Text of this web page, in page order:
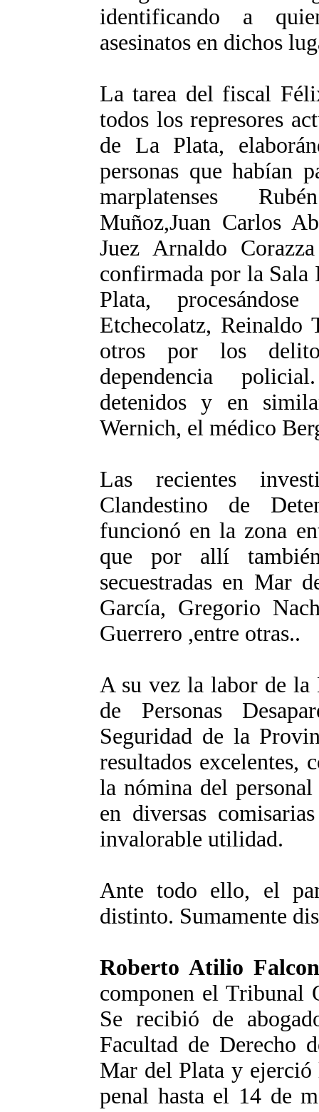
identificando a
asesinatos en dichos
La tarea del fiscal
todos los represores
de La Plata,
personas que habían
marplatenses
Muñoz,Juan Carlos
Juez Arnaldo
confirmada por la Sala
Plata,
Etchecolatz, Reinaldo
otros por los
dependencia
detenidos y en
Wernich, el médico
Las recientes
Clandestino de
funcionó en la zona
que por allí
secuestradas en Mar
García, Gregorio
Guerrero ,entre otras..
A su vez la labor de la
de Personas
Seguridad de la
resultados excelentes,
la nómina del
en diversas
invalorable utilidad.
Ante todo ello, el
distinto. Sumamente
Roberto Atilio
componen el Tribunal
Se recibió de
Facultad de Derecho
Mar del Plata y ejerció
penal hasta el 14 de